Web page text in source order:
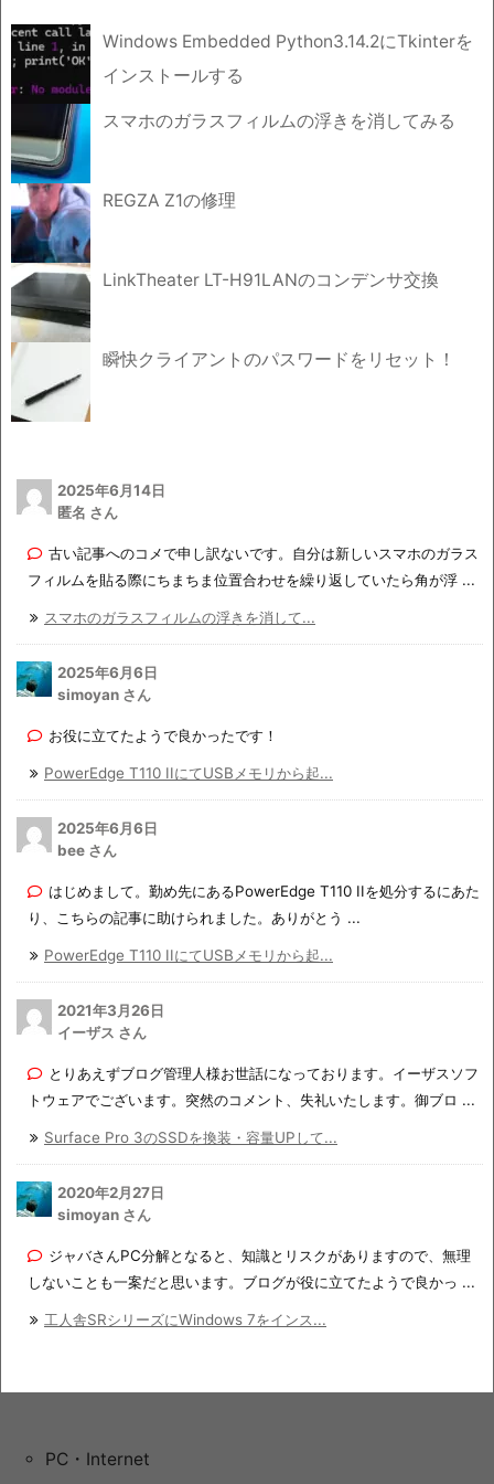
Windows Embedded Python3.14.2にTkinterを
インストールする
スマホのガラスフィルムの浮きを消してみる
REGZA Z1の修理
LinkTheater LT-H91LANのコンデンサ交換
瞬快クライアントのパスワードをリセット！
2025年6月14日
匿名 さん
古い記事へのコメで申し訳ないです。自分は新しいスマホのガラス
フィルムを貼る際にちまちま位置合わせを繰り返していたら角が浮 ...
スマホのガラスフィルムの浮きを消して...
2025年6月6日
simoyan さん
お役に立てたようで良かったです！
PowerEdge T110 IIにてUSBメモリから起...
2025年6月6日
bee さん
はじめまして。勤め先にあるPowerEdge T110 IIを処分するにあた
り、こちらの記事に助けられました。ありがとう ...
PowerEdge T110 IIにてUSBメモリから起...
2021年3月26日
イーザス さん
とりあえずブログ管理人様お世話になっております。イーザスソフ
トウェアでございます。突然のコメント、失礼いたします。御ブロ ...
Surface Pro 3のSSDを換装・容量UPして...
2020年2月27日
simoyan さん
ジャバさんPC分解となると、知識とリスクがありますので、無理
しないことも一案だと思います。ブログが役に立てたようで良かっ ...
工人舎SRシリーズにWindows 7をインス...
PC・Internet